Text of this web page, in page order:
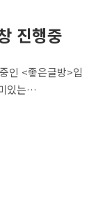
진행중
인 <좋은글방>입
있는…